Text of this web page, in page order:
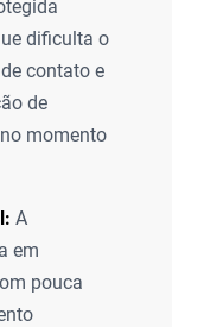
dificulta o
contato e
de
momento
A
em
pouca